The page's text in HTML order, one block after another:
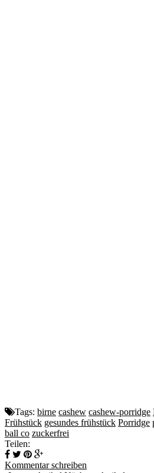
Tags: birne cashew cashew-porridge
Frühstück gesundes frühstück Porridge
ball co zuckerfrei
Teilen:
Kommentar schreiben